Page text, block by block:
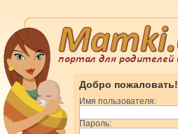
Добро пожаловать!
Имя пользователя:
Пароль: